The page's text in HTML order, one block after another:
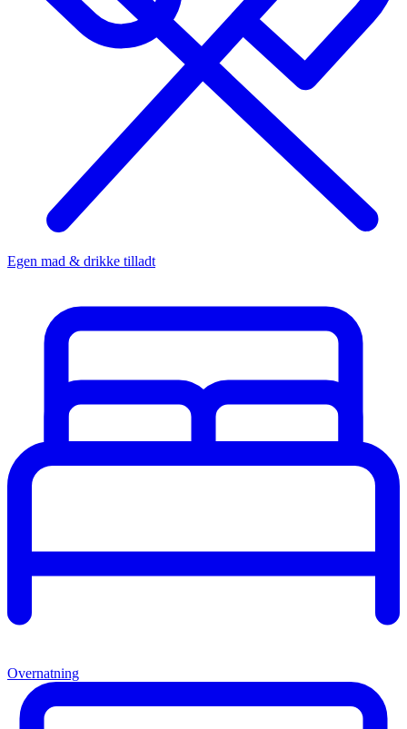
Egen mad & drikke tilladt
Overnatning